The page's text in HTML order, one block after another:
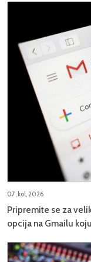
07, kol, 2026
Pripremite se za
opcija na Gmailu